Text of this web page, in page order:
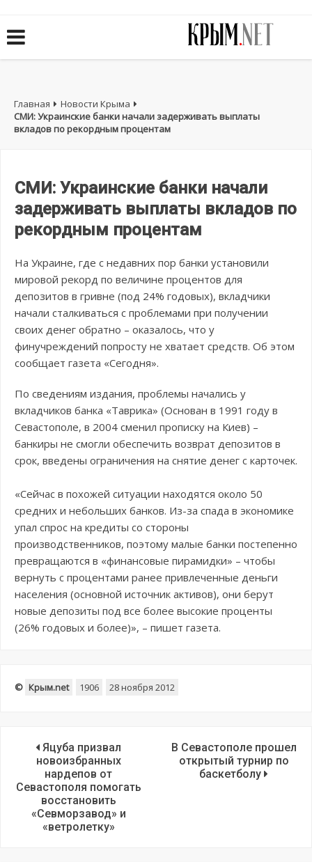
Главная
Новости Крыма
СМИ: Украинские банки начали задерживать выплаты
вкладов по рекордным процентам
СМИ: Украинские банки начали
задерживать выплаты вкладов по
рекордным процентам
На Украине, где с недавних пор банки установили
мировой рекорд по величине процентов для
депозитов в гривне (под 24% годовых), вкладчики
начали сталкиваться с проблемами при получении
своих денег обратно – оказалось, что у
финучреждений попросту не хватает средств. Об этом
сообщает газета «Сегодня».
По сведениям издания, проблемы начались у
вкладчиков банка «Таврика» (Основан в 1991 году в
Севастополе, в 2004 сменил прописку на Киев) –
банкиры не смогли обеспечить возврат депозитов в
срок, введены ограничения на снятие денег с карточек.
«Сейчас в похожей ситуации находятся около 50
средних и небольших банков. Из-за спада в экономике
упал спрос на кредиты со стороны
производственников, поэтому малые банки постепенно
превращаются в «финансовые пирамидки» – чтобы
вернуть с процентами ранее привлеченные деньги
населения (основной источник активов), они берут
новые депозиты под все более высокие проценты
(26% годовых и более)», – пишет газета.
© Крым.net 1906 28 ноября 2012
Яцуба призвал
новоизбранных
нардепов от
Севастополя помогать
восстановить
«Севморзавод» и
«ветролетку»
В Севастополе прошел
открытый турнир по
баскетболу